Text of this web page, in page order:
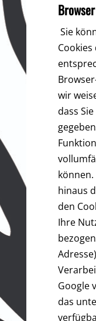
Sie
wir
dass
hinaus
den
Ihre
Google
das